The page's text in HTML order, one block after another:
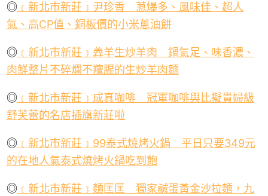
◎ ﹝新北市新莊﹞尹珍香 蔥爆多、風味佳、超人
氣、高CP值、銅板價的小米蔥油餅
◎ ﹝新北市新莊﹞羴羊生炒羊肉 鍋氣足、味香濃、
肉鮮整片不碎爛不羶腥的生炒羊肉麵
◎ ﹝新北市新莊﹞成真咖啡 冠軍咖啡與比擬貴婦級
舒芙蕾的名店插旗新莊啦
◎ ﹝新北市新莊﹞ 99泰式燒烤火鍋 平日只要349元
的在地人氣泰式燒烤火鍋吃到飽
◎ ﹝新北市新莊﹞麵匡匡 獨家鹹蛋黃金沙拉麵，九